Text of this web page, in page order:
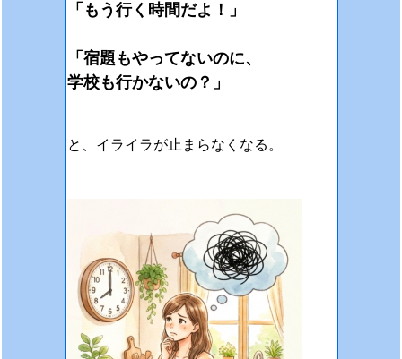
「もう行く時間だよ！」
「宿題もやってないのに、
学校も行かないの？」
と、イライラが止まらなくなる。